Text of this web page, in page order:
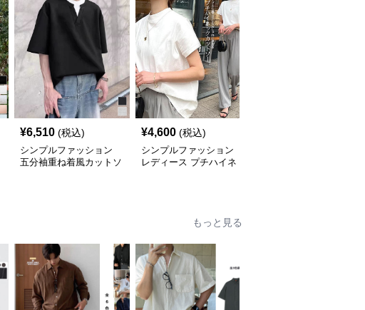
¥6,510 (税込)
シンプルファッション
五分袖重ね着風カットソ
¥4,600 (税込)
シンプルファッション
レディース プチハイネ
もっと見る